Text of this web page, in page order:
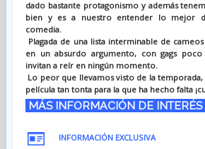
dado bastante protagonismo y además
bien y es a nuestro entender lo mejor
comedia.
Plagada de una lista interminable de
en un absurdo argumento, con gags
invitan a reír en ningún momento.
Lo peor que llevamos visto de la
película tan tonta para la que ha hecho falta
MÁS INFORMACIÓN DE INTERÉS
INFORMACIÓN EXCLUSIVA